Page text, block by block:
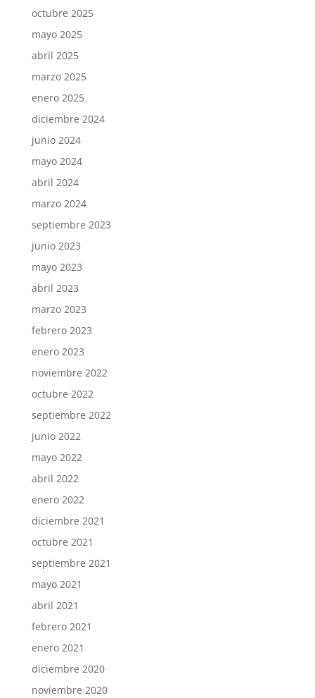
octubre 2025
mayo 2025
abril 2025
marzo 2025
enero 2025
diciembre 2024
junio 2024
mayo 2024
abril 2024
marzo 2024
septiembre 2023
junio 2023
mayo 2023
abril 2023
marzo 2023
febrero 2023
enero 2023
noviembre 2022
octubre 2022
septiembre 2022
junio 2022
mayo 2022
abril 2022
enero 2022
diciembre 2021
octubre 2021
septiembre 2021
mayo 2021
abril 2021
febrero 2021
enero 2021
diciembre 2020
noviembre 2020